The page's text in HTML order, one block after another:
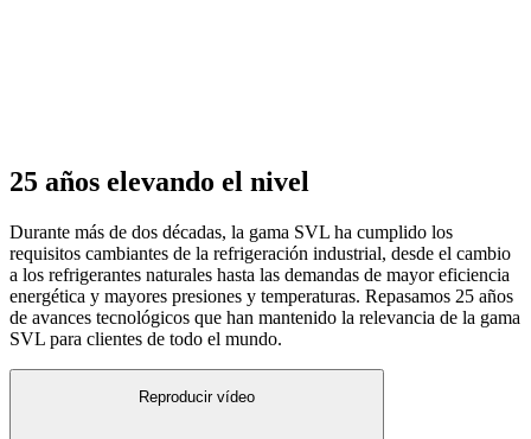
25 años elevando el nivel
Durante más de dos décadas, la gama SVL ha cumplido los
requisitos cambiantes de la refrigeración industrial, desde el cambio
a los refrigerantes naturales hasta las demandas de mayor eficiencia
energética y mayores presiones y temperaturas. Repasamos 25 años
de avances tecnológicos que han mantenido la relevancia de la gama
SVL para clientes de todo el mundo.
Reproducir vídeo